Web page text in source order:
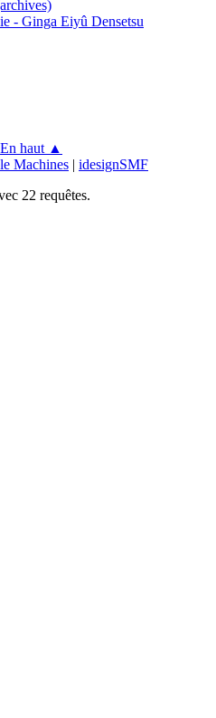
- Ginga Eiyû Densetsu
En haut ▲
Machines | idesignSMF
22 requêtes.